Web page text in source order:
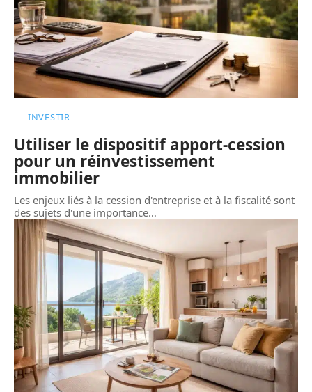
INVESTIR
Utiliser le dispositif apport-cession
pour un réinvestissement
immobilier
Les enjeux liés à la cession d'entreprise et à la fiscalité sont
des sujets d'une importance…